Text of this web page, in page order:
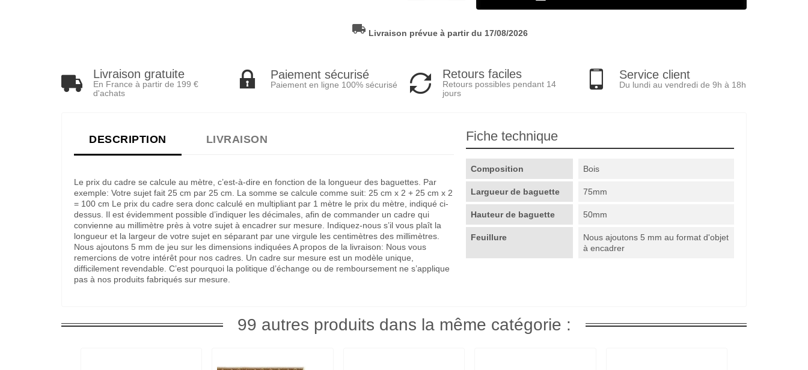
local_shipping Livraison prévue à partir du 17/08/2026
Livraison gratuite
En France à partir de 199 €
d'achats
Paiement sécurisé
Paiement en ligne 100% sécurisé
Retours faciles
Retours possibles pendant 14
jours
Service client
Du lundi au vendredi de 9h à 18h
DESCRIPTION LIVRAISON
Le prix du cadre se calcule au mètre, c’est-à-dire en fonction de la longueur des baguettes. Par
exemple: Votre sujet fait 25 cm par 25 cm. La somme se calcule comme suit: 25 cm x 2 + 25 cm x 2
= 100 cm Le prix du cadre sera donc calculé en multipliant par 1 mètre le prix du mètre, indiqué ci-
dessus. Il est évidemment possible d’indiquer les décimales, afin de commander un cadre qui
convienne au millimètre près à votre sujet à encadrer sur mesure. Indiquez-nous s’il vous plaît la
longueur et la largeur de votre sujet en séparant par une virgule les centimètres des millimètres.
Nous ajoutons 5 mm de jeu sur les dimensions indiquées A propos de la livraison: Nous vous
remercions de votre intérêt pour nos cadres. Un cadre sur mesure est un modèle unique,
difficilement revendable. C’est pourquoi la politique d’échange ou de remboursement ne s’applique
pas à nos produits fabriqués sur mesure.
Fiche technique
Composition Bois
Largueur de baguette 75mm
Hauteur de baguette 50mm
Feuillure
Nous ajoutons 5 mm au format d'objet
à encadrer
99 autres produits dans la même catégorie :